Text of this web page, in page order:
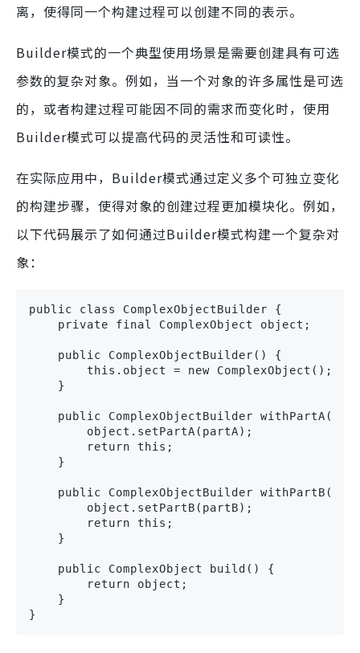
离，使得同一个构建过程可以创建不同的表示。
Builder模式的一个典型使用场景是需要创建具有可选
参数的复杂对象。例如，当一个对象的许多属性是可选
的，或者构建过程可能因不同的需求而变化时，使用
Builder模式可以提高代码的灵活性和可读性。
在实际应用中，Builder模式通过定义多个可独立变化
的构建步骤，使得对象的创建过程更加模块化。例如，
以下代码展示了如何通过Builder模式构建一个复杂对
象：
public class ComplexObjectBuilder {
    private final ComplexObject object;
    public ComplexObjectBuilder() {
        this.object = new ComplexObject();
    }
public ComplexObjectBuilder
        object.setPartA(partA);
        return this;
    }
public ComplexObjectBuilder withPartB(int
        object.setPartB(partB);
        return this;
    }
    public ComplexObject build() {
        return object;
    }
}